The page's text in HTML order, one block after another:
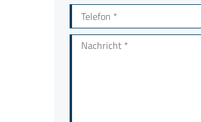
Telefon *
Nachricht *